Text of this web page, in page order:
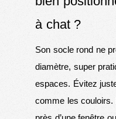
à chat ?
Son socle rond ne
diamètre, super
espaces. Évitez
comme les couloirs.